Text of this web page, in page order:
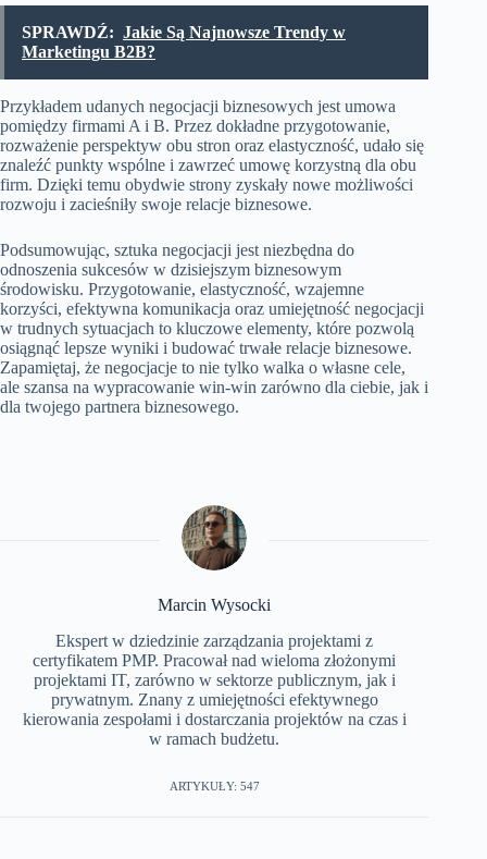
SPRAWDŹ: Jakie Są Najnowsze Trendy w
Marketingu B2B?
Przykładem udanych negocjacji biznesowych jest umowa
pomiędzy firmami A i B. Przez dokładne przygotowanie,
rozważenie perspektyw obu stron oraz elastyczność, udało się
znaleźć punkty wspólne i zawrzeć umowę korzystną dla obu
firm. Dzięki temu obydwie strony zyskały nowe możliwości
rozwoju i zacieśniły swoje relacje biznesowe.
Podsumowując, sztuka negocjacji jest niezbędna do
odnoszenia sukcesów w dzisiejszym biznesowym
środowisku. Przygotowanie, elastyczność, wzajemne
korzyści, efektywna komunikacja oraz umiejętność negocjacji
w trudnych sytuacjach to kluczowe elementy, które pozwolą
osiągnąć lepsze wyniki i budować trwałe relacje biznesowe.
Zapamiętaj, że negocjacje to nie tylko walka o własne cele,
ale szansa na wypracowanie win-win zarówno dla ciebie, jak i
dla twojego partnera biznesowego.
Marcin Wysocki
Ekspert w dziedzinie zarządzania projektami z
certyfikatem PMP. Pracował nad wieloma złożonymi
projektami IT, zarówno w sektorze publicznym, jak i
prywatnym. Znany z umiejętności efektywnego
kierowania zespołami i dostarczania projektów na czas i
w ramach budżetu.
ARTYKUŁY: 547